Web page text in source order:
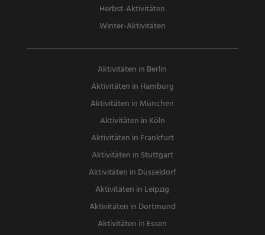
Herbst-Aktivitäten
Winter-Aktivitäten
Aktivitäten in Berlin
Aktivitäten in Hamburg
Aktivitäten in München
Aktivitäten in Köln
Aktivitäten in Frankfurt
Aktivitäten in Stuttgart
Aktivitäten in Düsseldorf
Aktivitäten in Leipzig
Aktivitäten in Dortmund
Aktivitäten in Essen